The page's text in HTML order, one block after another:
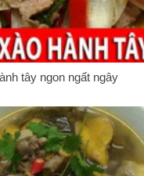
tây ngon ngất ngây